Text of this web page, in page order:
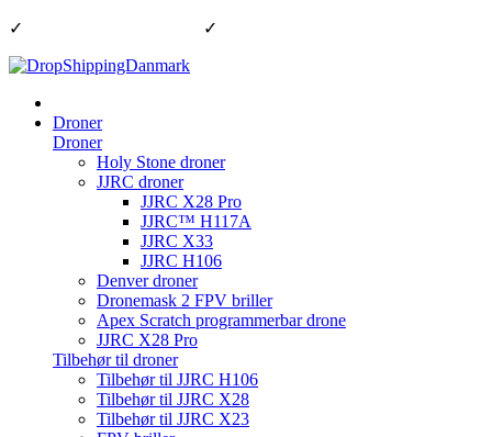
✓ ✓
Droner
Droner
Holy Stone droner
JJRC droner
JJRC X28 Pro
JJRC™ H117A
JJRC X33
JJRC H106
Denver droner
Dronemask 2 FPV briller
Apex Scratch programmerbar drone
JJRC X28 Pro
Tilbehør til droner
Tilbehør til JJRC H106
Tilbehør til JJRC X28
Tilbehør til JJRC X23